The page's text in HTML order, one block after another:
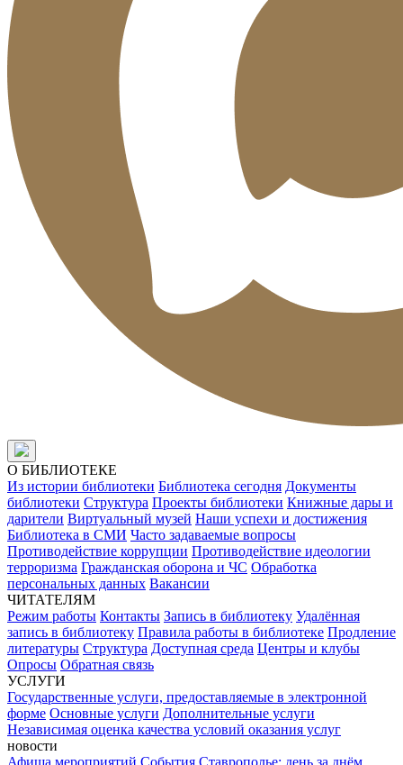
О БИБЛИОТЕКЕ
Из истории библиотеки Библиотека сегодня Документы
библиотеки Структура Проекты библиотеки Книжные дары и
дарители Виртуальный музей Наши успехи и достижения
Библиотека в СМИ Часто задаваемые вопросы
Противодействие коррупции Противодействие идеологии
терроризма Гражданская оборона и ЧС Обработка
персональных данных Вакансии
ЧИТАТЕЛЯМ
Режим работы Контакты Запись в библиотеку Удалённая
запись в библиотеку Правила работы в библиотеке Продление
литературы Структура Доступная среда Центры и клубы
Опросы Обратная связь
УСЛУГИ
Государственные услуги, предоставляемые в электронной
форме Основные услуги Дополнительные услуги
Независимая оценка качества условий оказания услуг
новости
Афиша мероприятий События Ставрополье: день за днём